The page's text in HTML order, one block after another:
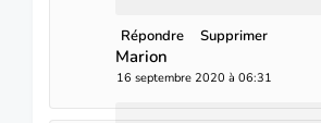
Répondre Supprimer
Marion
16 septembre 2020 à 06:31